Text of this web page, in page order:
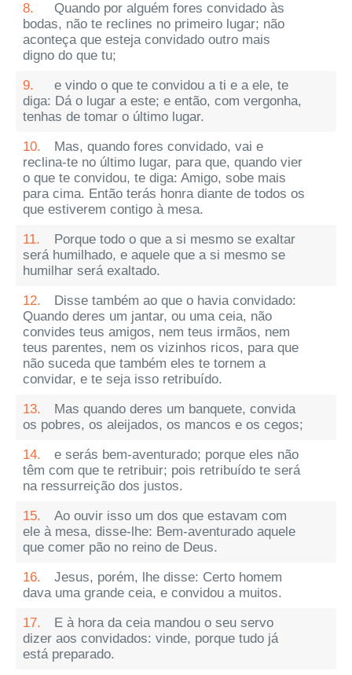
8.
Quando por alguém fores convidado às
bodas, não te reclines no primeiro lugar; não
aconteça que esteja convidado outro mais
digno do que tu;
9.
e vindo o que te convidou a ti e a ele, te
diga: Dá o lugar a este; e então, com vergonha,
tenhas de tomar o último lugar.
10.
Mas, quando fores convidado, vai e
reclina-te no último lugar, para que, quando vier
o que te convidou, te diga: Amigo, sobe mais
para cima. Então terás honra diante de todos os
que estiverem contigo à mesa.
11.
Porque todo o que a si mesmo se exaltar
será humilhado, e aquele que a si mesmo se
humilhar será exaltado.
12.
Disse também ao que o havia convidado:
Quando deres um jantar, ou uma ceia, não
convides teus amigos, nem teus irmãos, nem
teus parentes, nem os vizinhos ricos, para que
não suceda que também eles te tornem a
convidar, e te seja isso retribuído.
13.
Mas quando deres um banquete, convida
os pobres, os aleijados, os mancos e os cegos;
14.
e serás bem-aventurado; porque eles não
têm com que te retribuir; pois retribuído te será
na ressurreição dos justos.
15.
Ao ouvir isso um dos que estavam com
ele à mesa, disse-lhe: Bem-aventurado aquele
que comer pão no reino de Deus.
16.
Jesus, porém, lhe disse: Certo homem
dava uma grande ceia, e convidou a muitos.
17.
E à hora da ceia mandou o seu servo
dizer aos convidados: vinde, porque tudo já
está preparado.